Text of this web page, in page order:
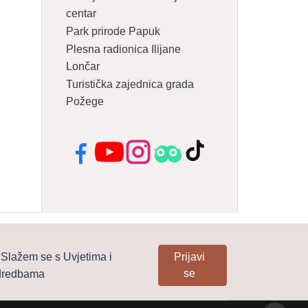
centar
Park prirode Papuk
Plesna radionica Ilijane
Lončar
Turistička zajednica grada
Požege
FacebookYouTubeInstagramTripadvisor
TikTok
se s Uvjetima i
Prijavi
se